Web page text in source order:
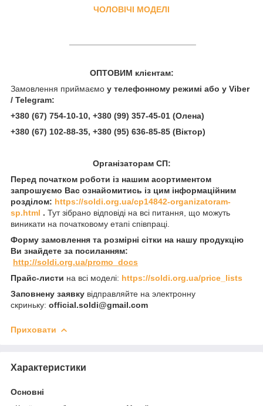
ЧОЛОВІЧІ МОДЕЛІ
ОПТОВИМ клієнтам:
Замовлення приймаємо у телефонному режимі або у Viber
/ Telegram:
+380 (67) 754-10-10, +380 (99) 357-45-01 (Олена)
+380 (67) 102-88-35, +380 (95) 636-85-85 (Віктор)
Організаторам СП:
Перед початком роботи із нашим асортиментом
запрошуємо Вас ознайомитись із цим інформаційним
розділом: https://soldi.org.ua/cp14842-organizatoram-
sp.html . Тут зібрано відповіді на всі питання, що можуть
виникати на початковому етапі співпраці.
Форму замовлення та розмірні сітки на нашу продукцію
Ви знайдете за посиланням:
http://soldi.org.ua/promo_docs
Прайс-листи на всі моделі: https://soldi.org.ua/price_lists
Заповнену заявку відправляйте на электронну
скриньку: official.soldi@gmail.com
Приховати
Характеристики
Основні